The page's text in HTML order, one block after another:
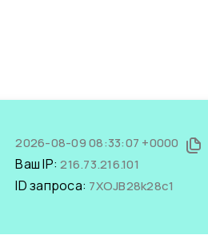
2026-08-09 08:33:07 +0000
Ваш IP:216.73.216.101
ID запроса: 7XOJB28k28c1